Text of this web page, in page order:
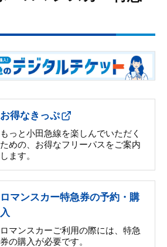
お得なきっぷ
もっと小田急線を楽しんでいただく
ための、お得なフリーパスをご案内
します。
ロマンスカー特急券の予約・購
入
ロマンスカーご利用の際には、特急
券の購入が必要です。